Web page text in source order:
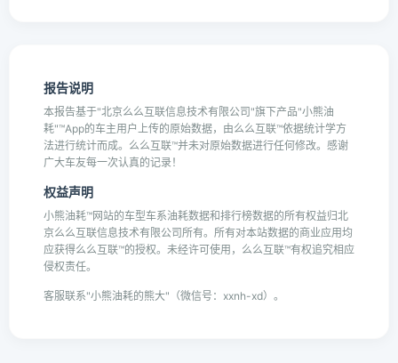
报告说明
本报告基于"北京么么互联信息技术有限公司"旗下产品"小熊油
耗"™App的车主用户上传的原始数据，由么么互联™依据统计学方
法进行统计而成。么么互联™并未对原始数据进行任何修改。感谢
广大车友每一次认真的记录！
权益声明
小熊油耗™网站的车型车系油耗数据和排行榜数据的所有权益归北
京么么互联信息技术有限公司所有。所有对本站数据的商业应用均
应获得么么互联™的授权。未经许可使用，么么互联™有权追究相应
侵权责任。
客服联系"小熊油耗的熊大"（微信号：xxnh-xd）。